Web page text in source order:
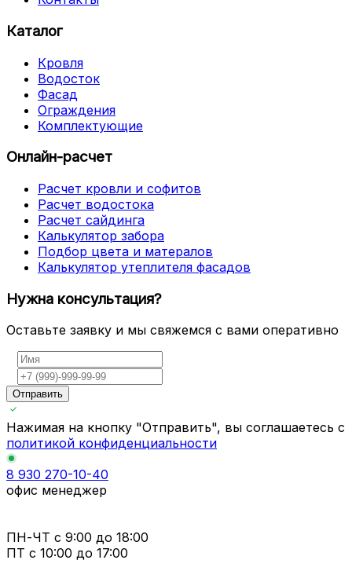
Каталог
Кровля
Водосток
Фасад
Ограждения
Комплектующие
Онлайн-расчет
Расчет кровли и софитов
Расчет водостока
Расчет сайдинга
Калькулятор забора
Подбор цвета и матералов
Калькулятор утеплителя фасадов
Нужна консультация?
Оставьте заявку и мы свяжемся с вами оперативно
Отправить
Нажимая на кнопку "Отправить", вы соглашаетесь с
политикой конфиденциальности
8 930 270-10-40
офис менеджер
ПН-ЧТ с 9:00 до 18:00
ПТ с 10:00 до 17:00